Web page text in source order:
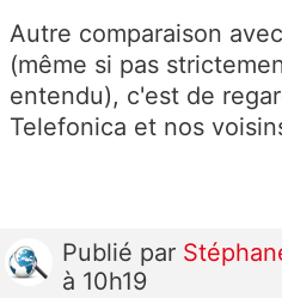
Autre comparaison
(même si pas
entendu), c'est de
Telefonica et nos
Publié par
à 10h19